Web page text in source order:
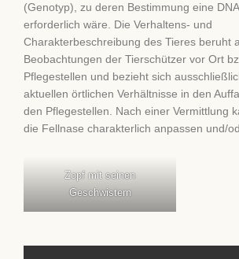
(Genotyp), zu deren Bestimmung eine
erforderlich wäre. Die Verhaltens- und
Charakterbeschreibung des Tieres beruht
Beobachtungen der Tierschützer vor Ort
Pflegestellen und bezieht sich
aktuellen örtlichen Verhältnisse in den
den Pflegestellen. Nach einer Vermittlung
die Fellnase charakterlich anpassen und/
Zopf mit seinen
Geschwistern